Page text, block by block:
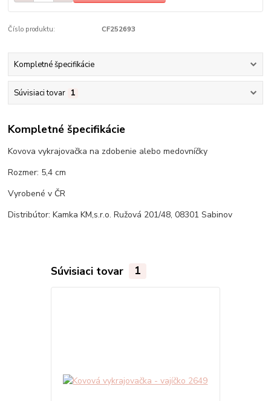
Číslo produktu: CF252693
Kompletné špecifikácie
Súvisiaci tovar 1
Kompletné špecifikácie
Kovova vykrajovačka na zdobenie alebo medovníčky
Rozmer: 5,4 cm
Vyrobené v ČR
Distribútor: Kamka KM,s.r.o. Ružová 201/48, 08301 Sabinov
Súvisiaci tovar 1